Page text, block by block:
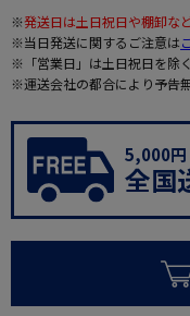
※発送日は土日祝日や棚卸な
※当日発送に関するご注意は
※「営業日」は土日祝日を除
※運送会社の都合により予告
5,000円
全国